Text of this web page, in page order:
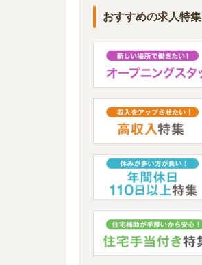
おすすめの求人特集